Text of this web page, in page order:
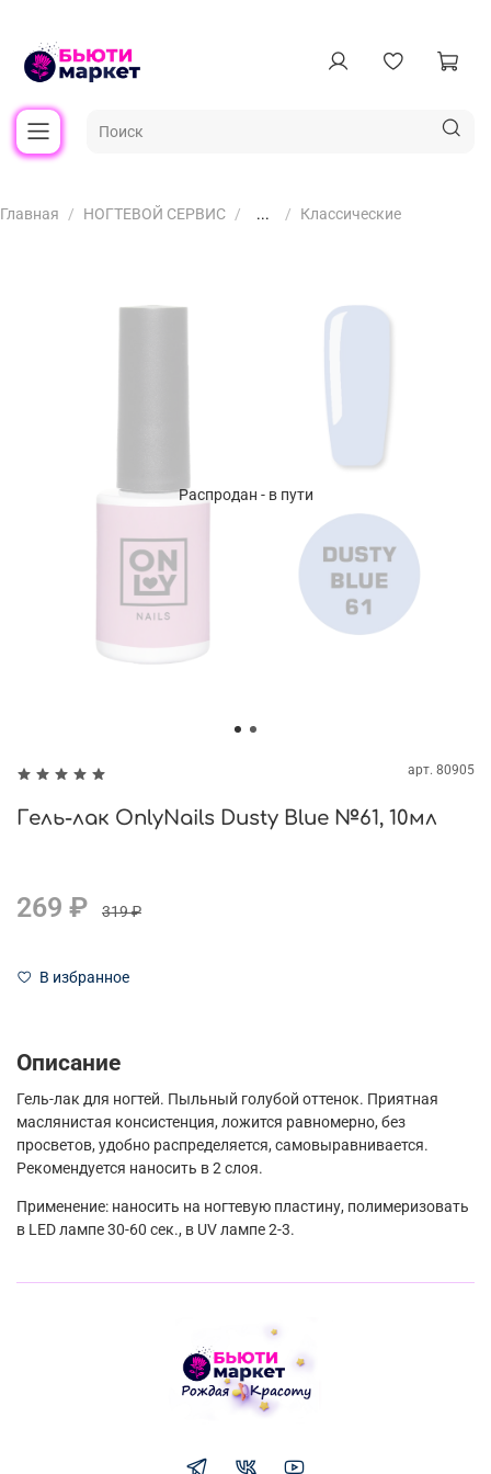
Главная НОГТЕВОЙ СЕРВИС ... Классические
Распродан - в пути
арт. 80905
Гель-лак OnlyNails Dusty Blue №61, 10мл
269 ₽ 319 ₽
В избранное
Описание
Гель-лак для ногтей. Пыльный голубой оттенок. Приятная
маслянистая консистенция, ложится равномерно, без
просветов, удобно распределяется, самовыравнивается.
Рекомендуется наносить в 2 слоя.
Применение: наносить на ногтевую пластину, полимеризовать
в LED лампе 30-60 сек., в UV лампе 2-3.